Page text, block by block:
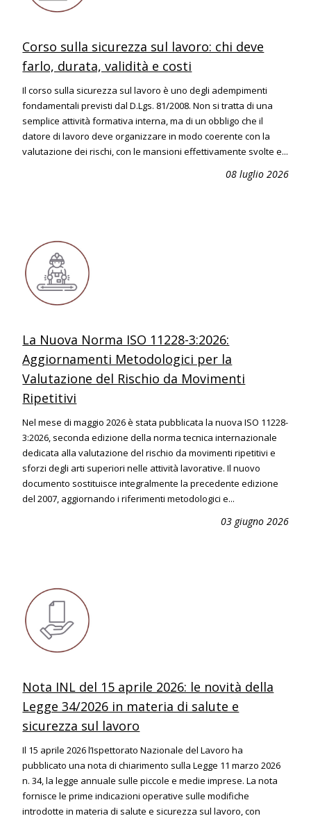
Corso sulla sicurezza sul lavoro: chi deve
farlo, durata, validità e costi
Il corso sulla sicurezza sul lavoro è uno degli adempimenti
fondamentali previsti dal D.Lgs. 81/2008. Non si tratta di una
semplice attività formativa interna, ma di un obbligo che il
datore di lavoro deve organizzare in modo coerente con la
valutazione dei rischi, con le mansioni effettivamente svolte e...
08 luglio 2026
La Nuova Norma ISO 11228-3:2026:
Aggiornamenti Metodologici per la
Valutazione del Rischio da Movimenti
Ripetitivi
Nel mese di maggio 2026 è stata pubblicata la nuova ISO 11228-
3:2026, seconda edizione della norma tecnica internazionale
dedicata alla valutazione del rischio da movimenti ripetitivi e
sforzi degli arti superiori nelle attività lavorative. Il nuovo
documento sostituisce integralmente la precedente edizione
del 2007, aggiornando i riferimenti metodologici e...
03 giugno 2026
Nota INL del 15 aprile 2026: le novità della
Legge 34/2026 in materia di salute e
sicurezza sul lavoro
Il 15 aprile 2026 l’Ispettorato Nazionale del Lavoro ha
pubblicato una nota di chiarimento sulla Legge 11 marzo 2026
n. 34, la legge annuale sulle piccole e medie imprese. La nota
fornisce le prime indicazioni operative sulle modifiche
introdotte in materia di salute e sicurezza sul lavoro, con